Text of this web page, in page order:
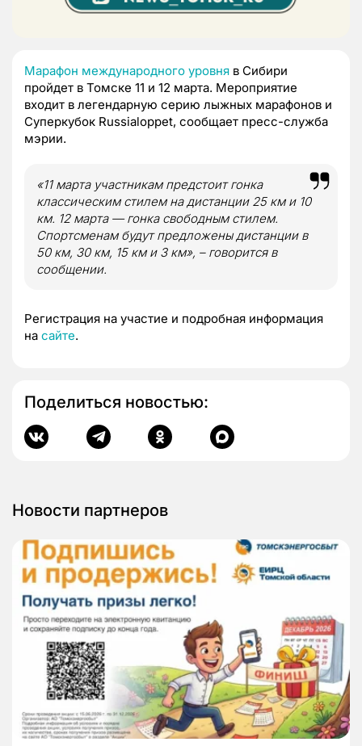
Марафон международного уровня в Сибири
пройдет в Томске 11 и 12 марта. Мероприятие
входит в легендарную серию лыжных марафонов и
Суперкубок Russialoppet, сообщает пресс-служба
мэрии.
«11 марта участникам предстоит гонка
классическим стилем на дистанции 25 км и 10
км. 12 марта — гонка свободным стилем.
Спортсменам будут предложены дистанции в
50 км, 30 км, 15 км и 3 км», – говорится в
сообщении.
Регистрация на участие и подробная информация
на сайте.
Поделиться новостью:
Новости партнеров